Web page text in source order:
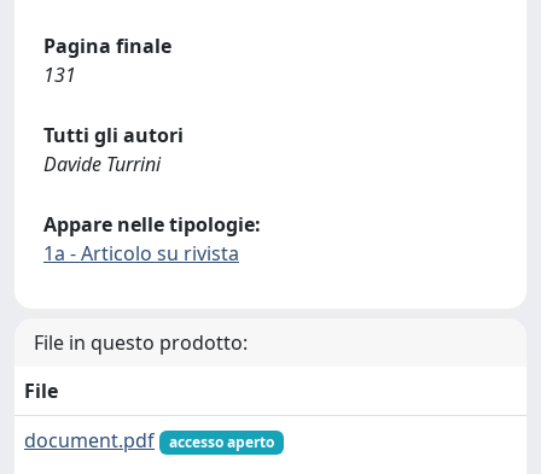
Pagina finale
131
Tutti gli autori
Davide Turrini
Appare nelle tipologie:
1a - Articolo su rivista
File in questo prodotto:
File
document.pdf
accesso aperto